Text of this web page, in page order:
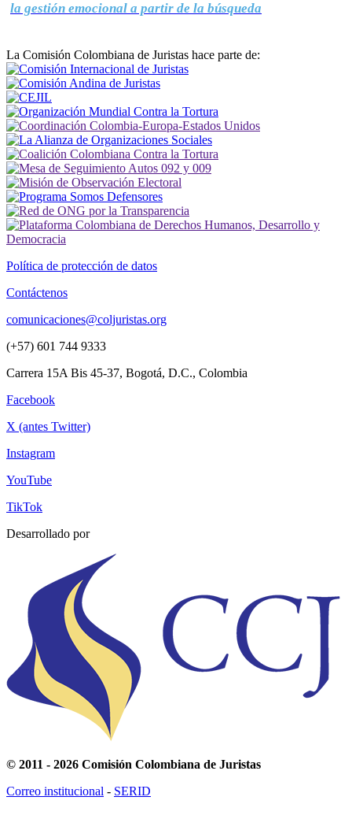
la gestión emocional a partir de la búsqueda
La Comisión Colombiana de Juristas hace parte de:
Política de protección de datos
Contáctenos
comunicaciones@coljuristas.org
(+57) 601 744 9333
Carrera 15A Bis 45-37, Bogotá, D.C., Colombia
Facebook
X (antes Twitter)
Instagram
YouTube
TikTok
Desarrollado por
© 2011 - 2026 Comisión Colombiana de Juristas
Correo institucional - SERID